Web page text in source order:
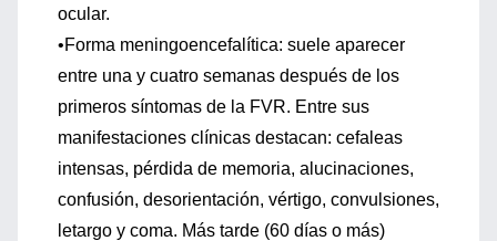
ocular.
•Forma meningoencefalítica: suele aparecer
entre una y cuatro semanas después de los
primeros síntomas de la FVR. Entre sus
manifestaciones clínicas destacan: cefaleas
intensas, pérdida de memoria, alucinaciones,
confusión, desorientación, vértigo, convulsiones,
letargo y coma. Más tarde (60 días o más)